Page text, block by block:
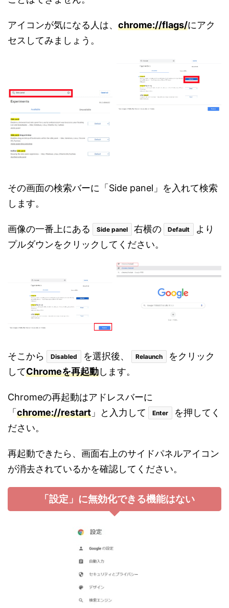
アイコンが気になる人は、 chrome://flags/にアク
セスしてみましょう。
その画面の検索バーに「Side panel」を入れて検索
します。
画像の一番上にある Side panel 右横の Default
より
プルダウンをクリックしてください。
そこから Disabled を選択後、 Relaunch
をクリック
してChromeを再起動します。
Chromeの再起動はアドレスバーに
「 chrome://restart 」と入力して Enter
を押してく
ださい。
再起動できたら、画面右上のサイドパネルアイコン
が消去されているかを確認してください。
「設定」に無効化できる機能はない